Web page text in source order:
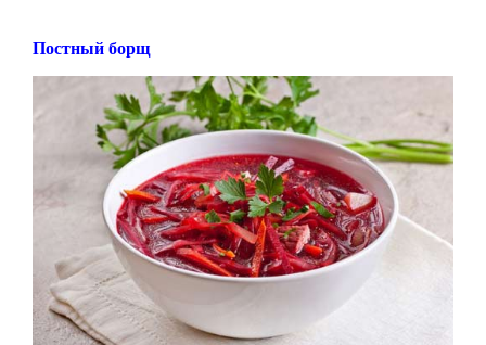
Постный борщ